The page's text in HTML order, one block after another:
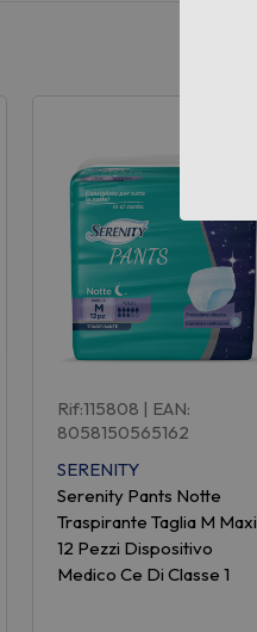
Rif:115808 | EAN:
8058150565162
SERENITY
Serenity Pants Notte
Traspirante Taglia M Maxi
12 Pezzi Dispositivo
Medico Ce Di Classe 1